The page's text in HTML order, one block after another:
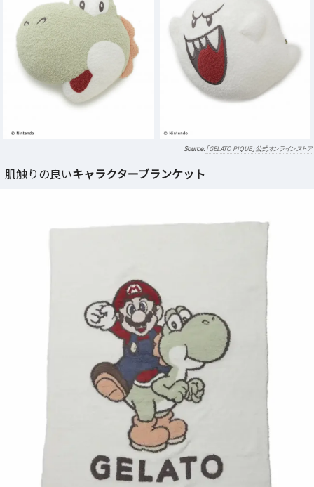
「GELATO PIQUE」公式オンラインストア
肌触りの良いキャラクターブランケット